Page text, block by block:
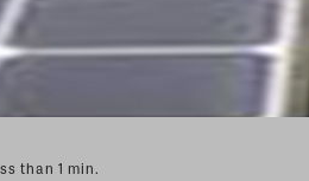
than 1 min.